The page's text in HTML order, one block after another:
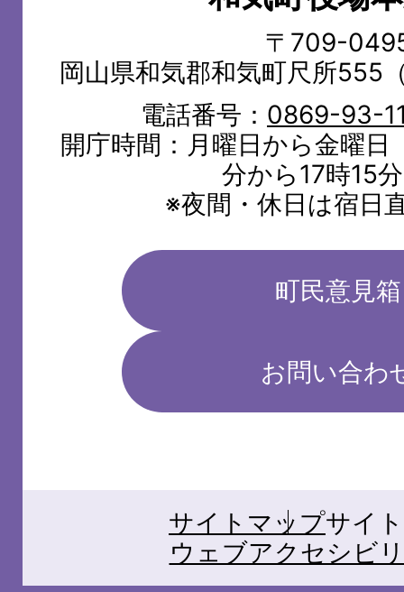
〒709-
岡山県和気郡和気町尺所555
電話番号： 0869-93-
開庁時間：月曜日から金曜
分から17時15
※夜間・休日は宿日
町民意見箱
お問い合わ
サイトマップサイ
ウェブアクセシビ